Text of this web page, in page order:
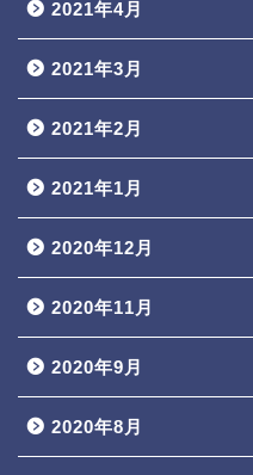
2021年4月
2021年3月
2021年2月
2021年1月
2020年12月
2020年11月
2020年9月
2020年8月